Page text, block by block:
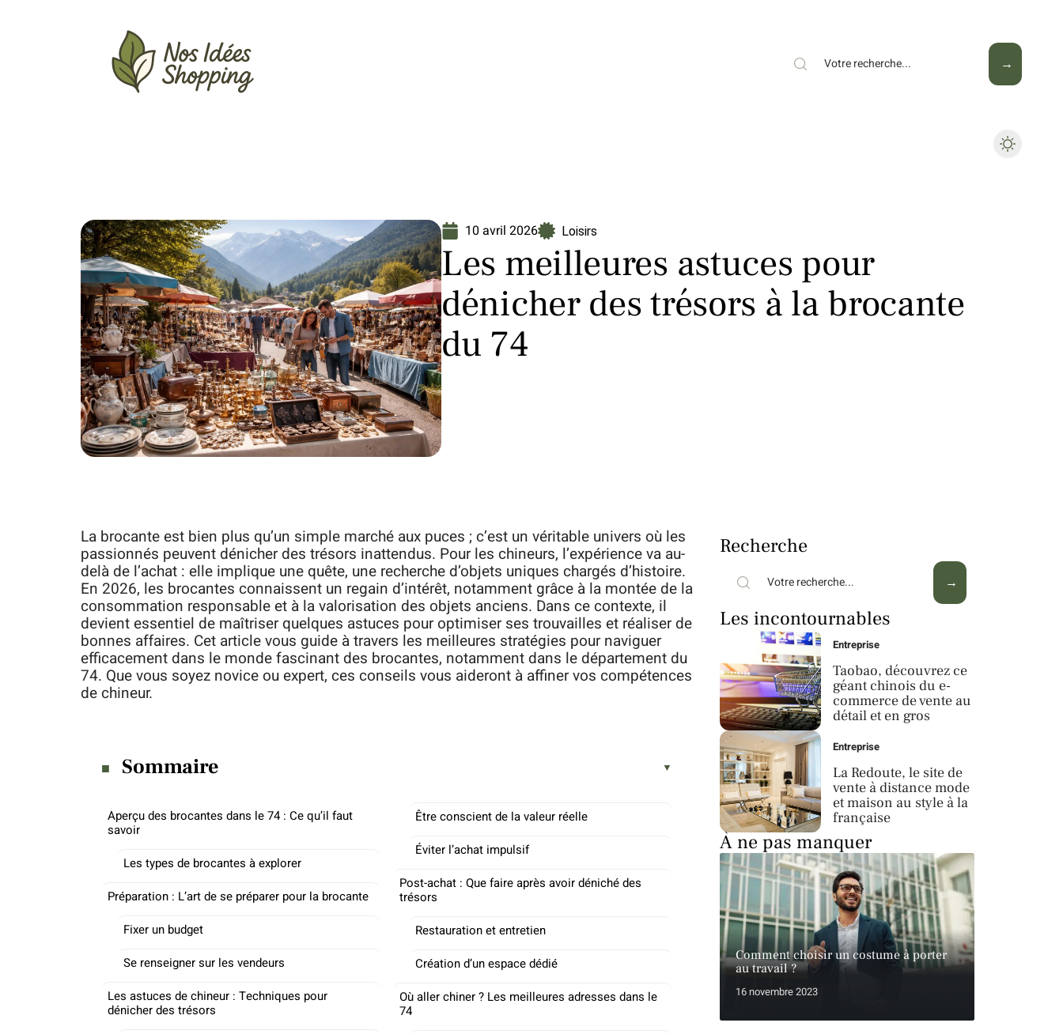
10 avril 2026 Loisirs
Les meilleures astuces pour
dénicher des trésors à la brocante
du 74
La brocante est bien plus qu’un simple marché aux puces ; c’est un véritable univers où les
passionnés peuvent dénicher des trésors inattendus. Pour les chineurs, l’expérience va au-
delà de l’achat : elle implique une quête, une recherche d’objets uniques chargés d’histoire.
En 2026, les brocantes connaissent un regain d’intérêt, notamment grâce à la montée de la
consommation responsable et à la valorisation des objets anciens. Dans ce contexte, il
devient essentiel de maîtriser quelques astuces pour optimiser ses trouvailles et réaliser de
bonnes affaires. Cet article vous guide à travers les meilleures stratégies pour naviguer
efficacement dans le monde fascinant des brocantes, notamment dans le département du
74. Que vous soyez novice ou expert, ces conseils vous aideront à affiner vos compétences
de chineur.
Sommaire
Aperçu des brocantes dans le 74 : Ce qu’il faut
savoir
Les types de brocantes à explorer
Préparation : L’art de se préparer pour la brocante
Fixer un budget
Se renseigner sur les vendeurs
Les astuces de chineur : Techniques pour
dénicher des trésors
Être conscient de la valeur réelle
Éviter l’achat impulsif
Post-achat : Que faire après avoir déniché des
trésors
Restauration et entretien
Création d’un espace dédié
Où aller chiner ? Les meilleures adresses dans le
74
Recherche
Les incontournables
Entreprise
Taobao, découvrez ce
géant chinois du e-
commerce de vente au
détail et en gros
Entreprise
La Redoute, le site de
vente à distance mode
et maison au style à la
française
À ne pas manquer
Comment choisir un costume à porter
au travail ?
16 novembre 2023